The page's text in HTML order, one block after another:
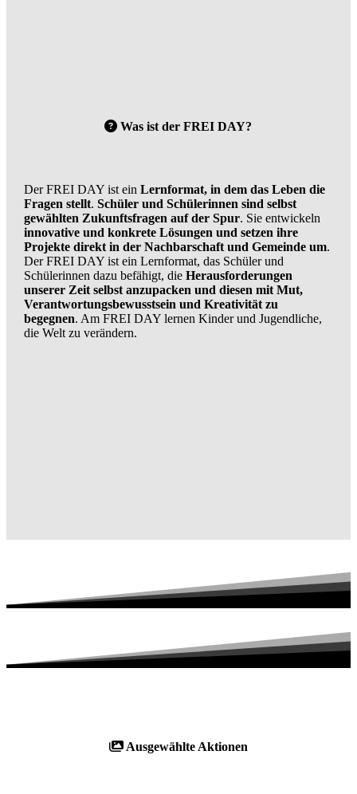
Was ist der FREI DAY?
Der FREI DAY ist ein Lernformat, in dem das Leben die
Fragen stellt. Schüler und Schülerinnen sind selbst
gewählten Zukunftsfragen auf der Spur. Sie entwickeln
innovative und konkrete Lösungen und setzen ihre
Projekte direkt in der Nachbarschaft und Gemeinde um.
Der FREI DAY ist ein Lernformat, das Schüler und
Schülerinnen dazu befähigt, die Herausforderungen
unserer Zeit selbst anzupacken und diesen mit Mut,
Verantwortungsbewusstsein und Kreativität zu
begegnen. Am FREI DAY lernen Kinder und Jugendliche,
die Welt zu verändern.
Ausgewählte Aktionen